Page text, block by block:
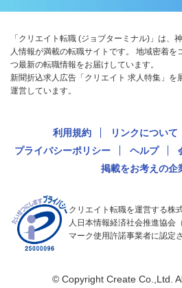
「クリエイト転職 (ジョブターミナル)」は、
人情報が満載の転職サイトです。 地域密着を
つ最新の転職情報をお届けしています。
新聞折込求人広告「クリエイト 求人特集」を
運営しています。
利用規約 リンクについて
プライバシーポリシー
ヘルプ
掲載をお考えの企
クリエイト転職を運営する株
人日本情報経済社会推進協会
マーク使用許諾事業者に認定
© Copyright Create Co.,Ltd.